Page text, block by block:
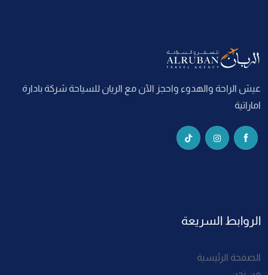
عيش الراحة والهدوء واحجز الآن مع الريان للسياحة شركة بادارة
اماراتية
الروابط السريعة
الصفحة الرئيسية